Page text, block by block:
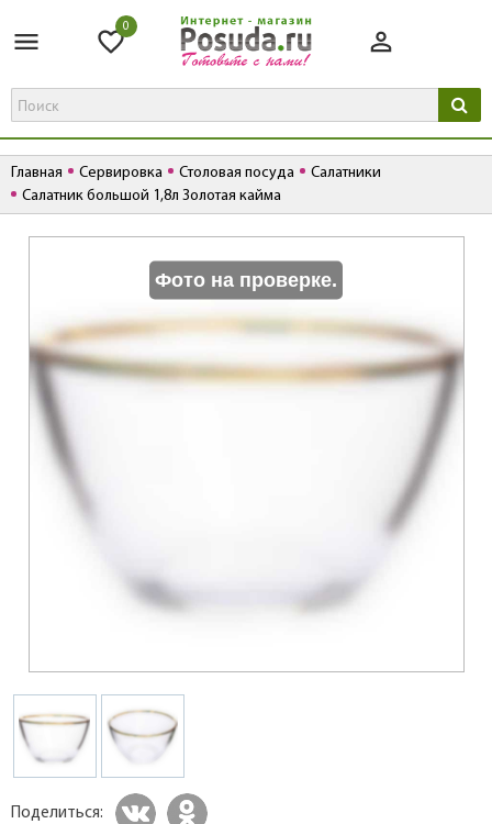
0
Главная Сервировка Столовая посуда
Салатники
Салатник большой 1,8л Золотая кайма
Фото на проверке.
Поделиться: